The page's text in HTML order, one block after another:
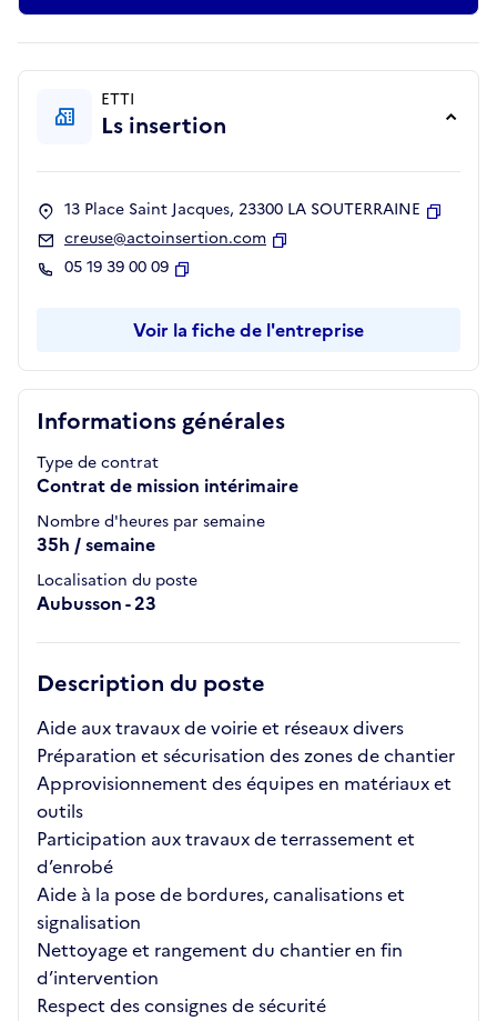
Informations générales
Type de contrat
Contrat de mission intérimaire
Nombre d'heures par semaine
35h / semaine
Localisation du poste
Aubusson - 23
Description du poste
Aide aux travaux de voirie et réseaux divers
Préparation et sécurisation des zones de chantier
Approvisionnement des équipes en matériaux et
outils
Participation aux travaux de terrassement et
d’enrobé
Aide à la pose de bordures, canalisations et
signalisation
Nettoyage et rangement du chantier en fin
d’intervention
Respect des consignes de sécurité
ETTI
Ls insertion
13 Place Saint Jacques, 23300 LA SOUTERRAINE
creuse@actoinsertion.com
05 19 39 00 09
Voir la fiche de l'entreprise